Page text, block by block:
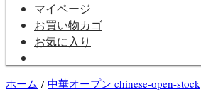
マイページ
お買い物カゴ
お気に入り
ホーム / 中華オープン chinese-open-stock